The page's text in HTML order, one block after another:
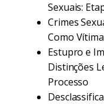
Sexuais:
Crimes
Como
Estupro e
Distinções
Processo